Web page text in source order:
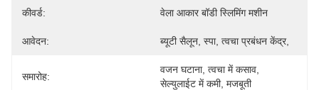
कीवर्ड: वेला आकार बॉडी स्लिमिंग मशीन
आवेदन: ब्यूटी सैलून, स्पा, त्वचा प्रबंधन केंद्र,
समारोह:
वजन घटाना, त्वचा में कसाव,
सेल्युलाईट में कमी, मजबूती